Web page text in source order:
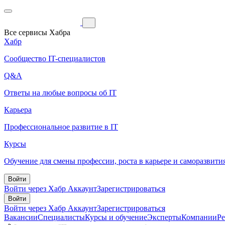
Все сервисы Хабра
Хабр
Сообщество IT-специалистов
Q&A
Ответы на любые вопросы об IT
Карьера
Профессиональное развитие в IT
Курсы
Обучение для смены профессии, роста в карьере и
Войти
Войти через Хабр АккаунтЗарегистрироваться
Войти
Войти через Хабр АккаунтЗарегистрироваться
ВакансииСпециалистыКурсы и обучениеЭкспертыКомпании